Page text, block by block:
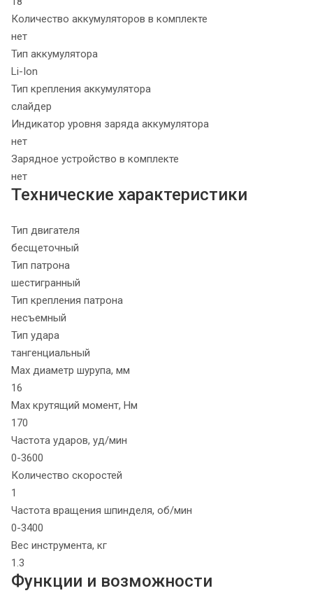
Количество аккумуляторов в комплекте
нет
Тип аккумулятора
Li-Ion
Тип крепления аккумулятора
слайдер
Индикатор уровня заряда аккумулятора
нет
Зарядное устройство в комплекте
нет
Технические характеристики
Тип двигателя
бесщеточный
Тип патрона
шестигранный
Тип крепления патрона
несъемный
Тип удара
тангенциальный
Max диаметр шурупа, мм
16
Max крутящий момент, Нм
170
Частота ударов, уд/мин
0-3600
Количество скоростей
1
Частота вращения шпинделя, об/мин
0-3400
Вес инструмента, кг
1.3
Функции и возможности